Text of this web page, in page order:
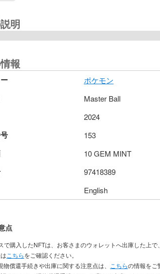
明
報
ポケモン
Master Ball
2024
153
10 GEM MINT
97418389
English
点
で購入したNFTは、お客さまのウォレットへ出庫した上で
こちらをご確認ください。
物償還手続きや出庫に関する注意点は、
こちらの情報をご